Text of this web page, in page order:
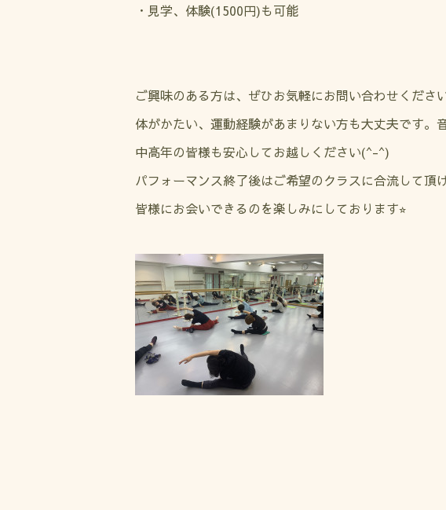
・見学、体験(1500円)も可能
ご興味のある方は、ぜひお気軽にお問い合わせください
体がかたい、運動経験があまりない方も大丈夫です。
中高年の皆様も安心してお越しください(^-^)
パフォーマンス終了後はご希望のクラスに合流して頂け
皆様にお会いできるのを楽しみにしております⭐︎